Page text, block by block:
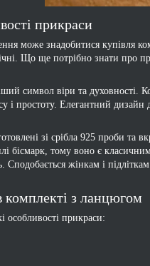
прикраси
може знадобитися купівля
Що ще потрібно знати про
символ віри та духовності.
і простоту. Елегантний дизайн
зі срібла 925 проби та
тому воно є
Сподобається жінкам і
комплекті з ланцюгом
особливості прикраси: